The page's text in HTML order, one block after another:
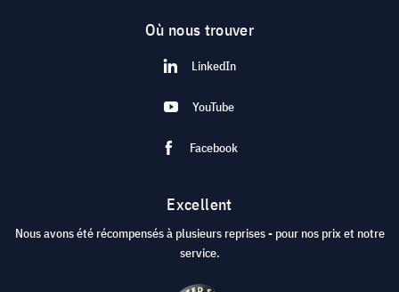
Où nous trouver
LinkedIn
YouTube
Facebook
Excellent
Nous avons été récompensés à plusieurs reprises - pour nos prix et notre
service.